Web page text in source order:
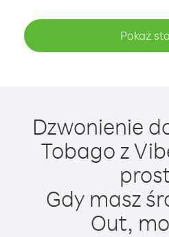
Pokaż
Dzwonienie
Tobago z
Gdy masz
Out,